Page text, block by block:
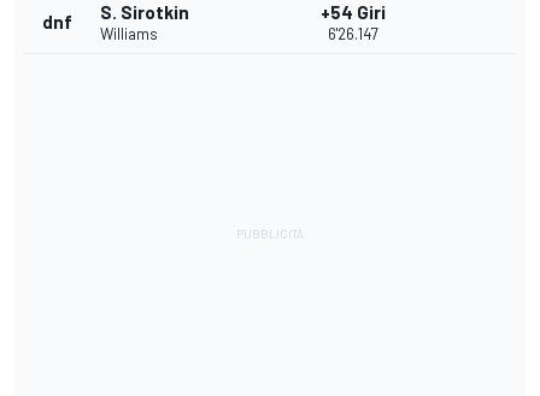
dnf S. Sirotkin
Williams
+54 Giri
6'26.147